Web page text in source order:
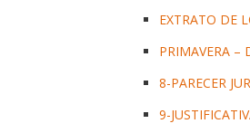
EXTRATO DE
PRIMAVERA –
8-PARECER
9-